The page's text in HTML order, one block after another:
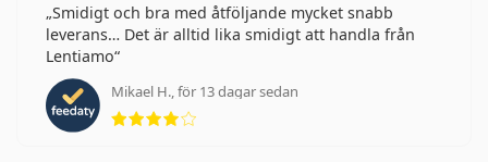
Smidigt och bra med åtföljande mycket snabb
leverans… Det är alltid lika smidigt att handla från
Lentiamo
Mikael H., för 13 dagar sedan
Betyg 4 av 5